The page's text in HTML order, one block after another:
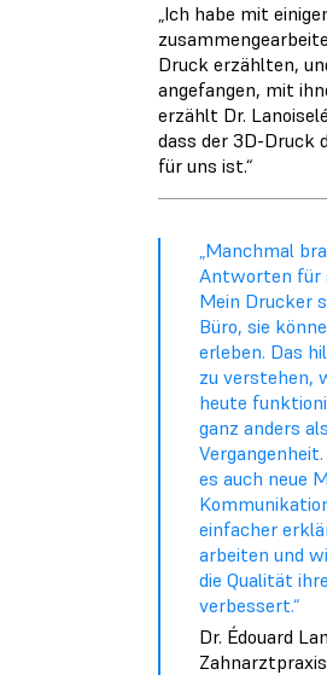
„Ich habe mit
Druck erzählten,
angefangen, mit
erzählt Dr.
dass der 3D-Druck
für uns ist.“
„Manchmal
Antworten für
Mein Drucker
Büro, sie
erleben. Das
zu verstehen,
heute
ganz anders
es auch neue
einfacher
arbeiten und
die Qualität
verbessert.“
Dr. Édouard